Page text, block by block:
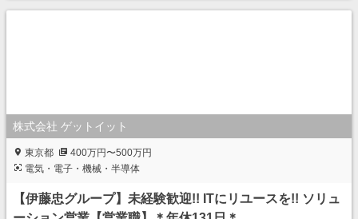
株式会社 ゲットイット
東京都
400万円〜500万円
電気・電子・機械・半導体
【伊藤忠グループ】未経験歓迎!! ITにリユースを!! ソリュ